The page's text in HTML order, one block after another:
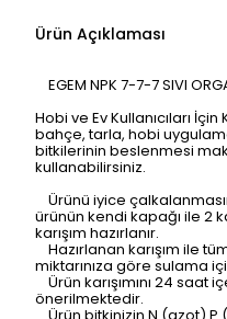
Ürün Açıklaması
EGEM NPK 7-7-7 SIVI
Hobi ve Ev Kullanıcıları
bahçe, tarla, hobi
bitkilerinin beslenmesi
kullanabilirsiniz.
Ürünü iyice
ürünün kendi kapağı ile 2
karışım hazırlanır.
Hazırlanan karışım ile
miktarınıza göre sulama
Ürün karışımını 24 saat
önerilmektedir.